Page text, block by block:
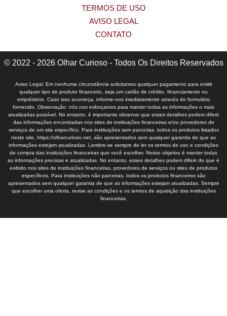
TERMOS DE USO
AVISO LEGAL
CONTATO
© 2022 - 2026 Olhar Curioso - Todos Os Direitos Reservados
Aviso Legal: Em nenhuma circunstância solicitamos qualquer pagamento para emitir
qualquer tipo de produto financeiro, seja um cartão de crédito, financiamento ou
empréstimo. Caso isso aconteça, informe-nos imediatamente através do formulário
fornecido. Observação: nós nos esforçamos para manter todas as informações o mais
atualizadas possível. No entanto, é importante observar que esses detalhes podem diferir
das informações encontradas nos sites de instituições financeiras e/ou provedores de
serviços de um site específico. Para instituições sem parcerias, todos os produtos listados
neste site, https://olharcurioso.net, são apresentados sem qualquer garantia de que as
informações estejam atualizadas. Lembre-se sempre de ler os termos de uso e condições
de compra das instituições financeiras que você escolher. Nosso objetivo é manter todas
as informações precisas e atualizadas. No entanto, esses detalhes podem diferir do que é
exibido nos sites de instituições financeiras, provedores de serviços ou sites de produtos
específicos. Para instituições não parceiras, todos os produtos financeiros são
apresentados sem qualquer garantia de que as informações estejam atualizadas. Sempre
que escolher uma oferta, revise as condições e os termos de aquisição das instituições
financeiras.